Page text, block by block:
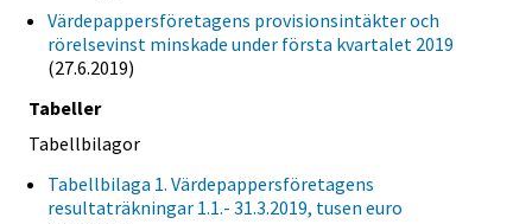
Värdepappersföretagens provisionsintäkter och
rörelsevinst minskade under första kvartalet 2019
(27.6.2019)
Tabeller
Tabellbilagor
Tabellbilaga 1. Värdepappersföretagens
resultaträkningar 1.1.- 31.3.2019, tusen euro